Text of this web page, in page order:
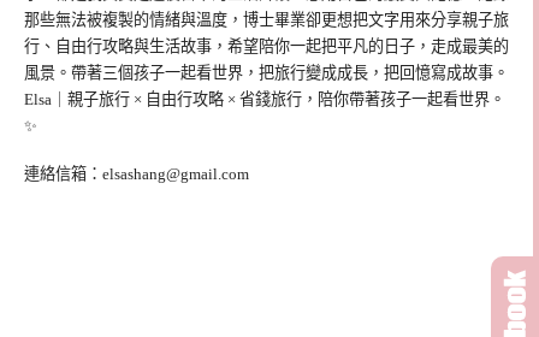
那些無法被複製的情緒與溫度，博士畢業卻更想把文字用來分享親子旅
行、自由行攻略與生活故事，希望陪你一起把平凡的日子，走成最美的
風景。帶著三個孩子一起看世界，把旅行變成成長，把回憶寫成故事。
Elsa｜親子旅行 × 自由行攻略 × 省錢旅行，陪你帶著孩子一起看世界。
✨
連絡信箱： elsashang@gmail.com